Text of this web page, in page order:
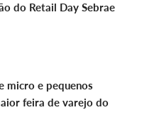
do Retail Day Sebrae
micro e pequenos
feira de varejo do